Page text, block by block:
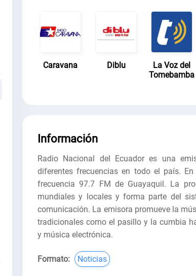
Caravana Diblu
La Voz del
Tomebamba
Información
Radio Nacional del Ecuador es una
diferentes frecuencias en todo el país.
frecuencia 97.7 FM de Guayaquil. La
mundiales y locales y forma parte del
comunicación. La emisora promueve la
tradicionales como el pasillo y la cumbia
y música electrónica.
Formato: Noticias